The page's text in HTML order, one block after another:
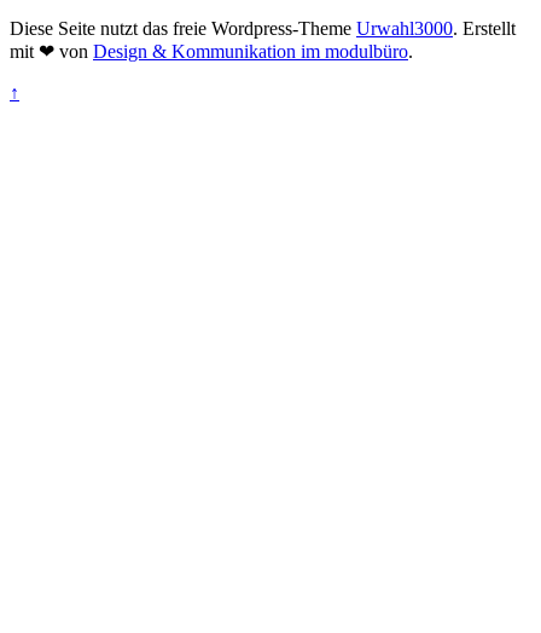
Diese Seite nutzt das freie Wordpress-Theme Urwahl3000. Erstellt
mit ❤ von Design & Kommunikation im modulbüro.
↑